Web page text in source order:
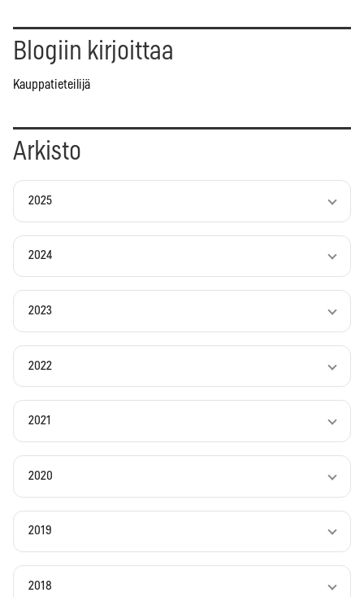
Blogiin kirjoittaa
Kauppatieteilijä
Arkisto
2025
2024
2023
2022
2021
2020
2019
2018